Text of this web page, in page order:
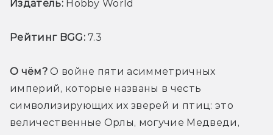
Издатель: Hobby World
Рейтинг BGG: 7.3
О чём? О войне пяти асимметричных
империй, которые названы в честь
символизирующих их зверей и птиц: это
величественные Орлы, могучие Медведи,